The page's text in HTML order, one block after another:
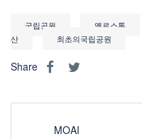
국립공원 옐로스톤
산
최초의국립공원
Share
MOAI